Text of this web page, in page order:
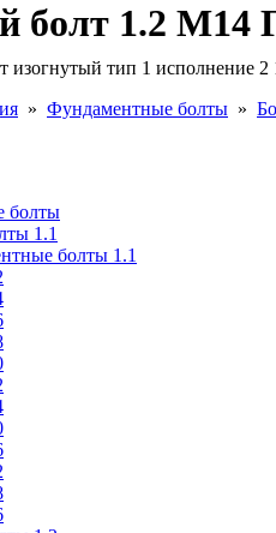
болт 1.2 М14
изогнутый тип 1 исполнение
» Фундаментные болты »
болты
1.1
болты 1.1